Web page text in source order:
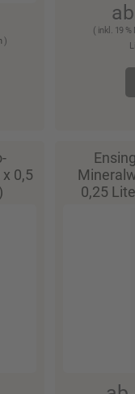
)
( inkl. 19
0,5
0,25